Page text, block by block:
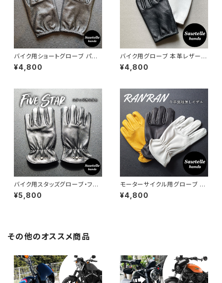
バイク用ショートグローブ パン
チングレザー 夏OK｜チョップド
PKG｜ソウテルハンズ
¥4,800
バイク用グローブ 本革レザー
ショート丈｜Chopped (チョッ
プド)｜Sawtelle Hands
¥4,800
バイク用スタッズグローブ・ファ
イブスター｜Sawtelle Hands
¥5,800
モーターサイクル用グローブ 本
革 裏地なし｜RANRAN｜Saw
telle Hands
¥4,800
その他のオススメ商品